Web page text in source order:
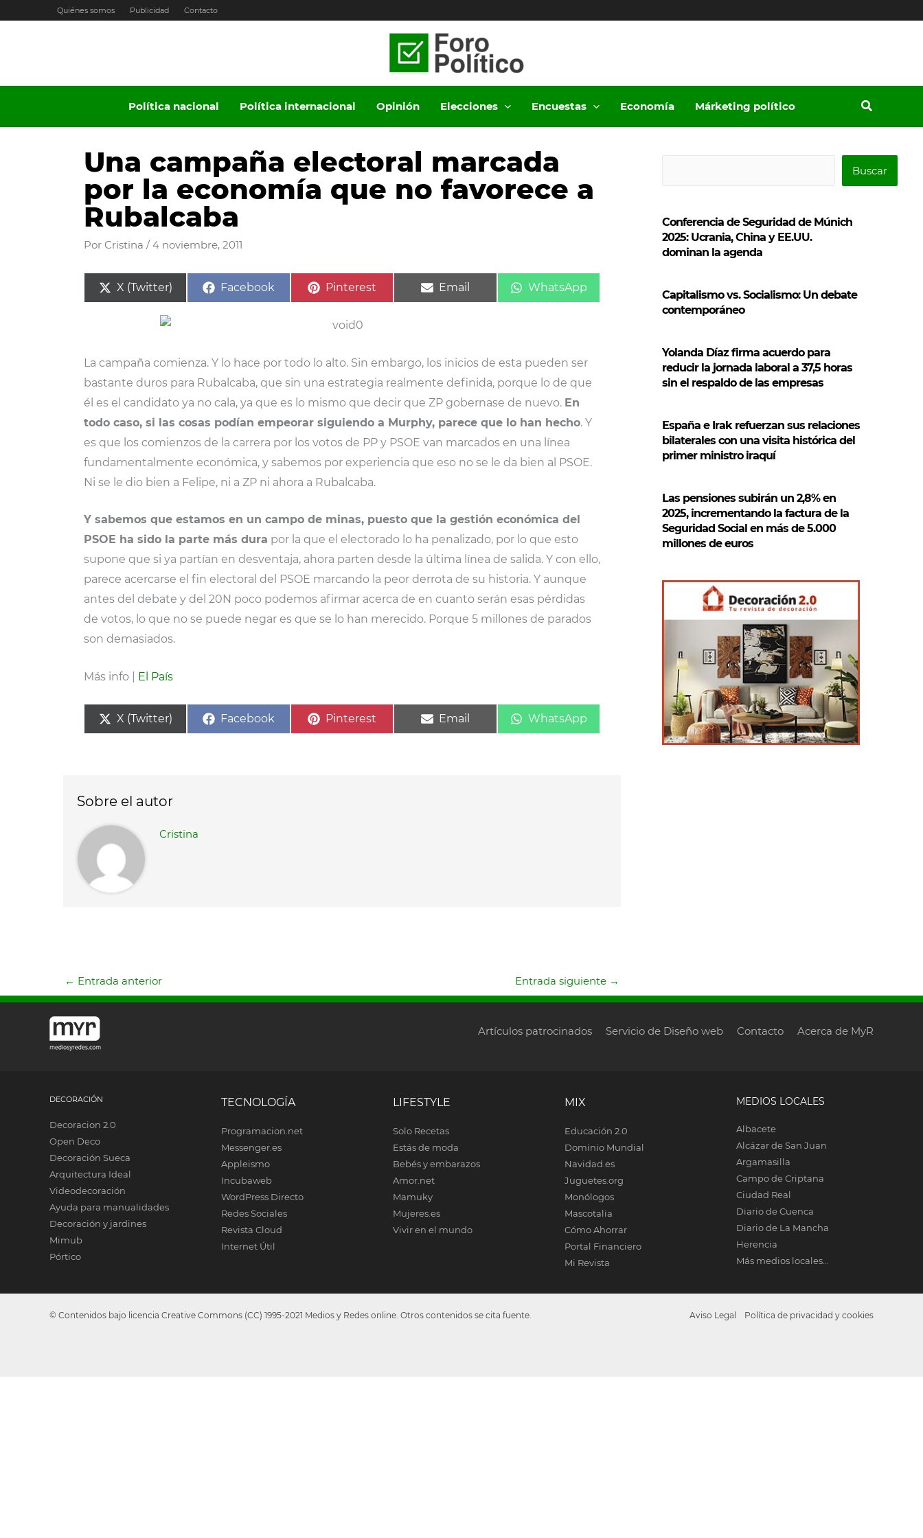
Quiénes somos Publicidad Contacto
Política nacional Política internacional Opinión Elecciones Encuestas Economía Márketing político
Una campaña electoral marcada
por la economía que no favorece a
Rubalcaba
Por Cristina /4 noviembre, 2011
Compartir
en
X (Twitter)
Compartir
Facebook
Compartir
Pinterest
Compartir
Email
Compartir
WhatsApp
La campaña comienza. Y lo hace por todo lo alto. Sin embargo, los inicios de esta pueden ser
bastante duros para Rubalcaba, que sin una estrategia realmente definida, porque lo de que
él es el candidato ya no cala, ya que es lo mismo que decir que ZP gobernase de nuevo. En
todo caso, si las cosas podían empeorar siguiendo a Murphy, parece que lo han hecho. Y
es que los comienzos de la carrera por los votos de PP y PSOE van marcados en una línea
fundamentalmente económica, y sabemos por experiencia que eso no se le da bien al PSOE.
Ni se le dio bien a Felipe, ni a ZP ni ahora a Rubalcaba.
Y sabemos que estamos en un campo de minas, puesto que la gestión económica del
PSOE ha sido la parte más dura por la que el electorado lo ha penalizado, por lo que esto
supone que si ya partían en desventaja, ahora parten desde la última línea de salida. Y con ello,
parece acercarse el fin electoral del PSOE marcando la peor derrota de su historia. Y aunque
antes del debate y del 20N poco podemos afirmar acerca de en cuanto serán esas pérdidas
de votos, lo que no se puede negar es que se lo han merecido. Porque 5 millones de parados
son demasiados.
Más info | El País
Compartir
X (Twitter)
Compartir
Facebook
Compartir
Pinterest
Compartir
Email
Compartir
WhatsApp
Sobre el autor
Cristina
← Entrada anterior Entrada siguiente →
c
a
Buscar
Conferencia de Seguridad de Múnich
2025: Ucrania, China y EE.UU.
dominan la agenda
Capitalismo vs. Socialismo: Un debate
contemporáneo
Yolanda Díaz firma acuerdo para
reducir la jornada laboral a 37,5 horas
sin el respaldo de las empresas
España e Irak refuerzan sus relaciones
bilaterales con una visita histórica del
primer ministro iraquí
Las pensiones subirán un 2,8% en
2025, incrementando la factura de la
Seguridad Social en más de 5.000
millones de euros
Artículos patrocinados Servicio de Diseño web Contacto Acerca de MyR
DECORACIÓN
Decoracion 2.0
Open Deco
Decoración Sueca
Arquitectura Ideal
Videodecoración
Ayuda para manualidades
Decoración y jardines
Mimub
Pórtico
TECNOLOGÍA
Programacion.net
Messenger.es
Appleismo
Incubaweb
WordPress Directo
Redes Sociales
Revista Cloud
Internet Útil
LIFESTYLE
Solo Recetas
Estás de moda
Bebés y embarazos
Amor.net
Mamuky
Mujeres.es
Vivir en el mundo
MIX
Educación 2.0
Dominio Mundial
Navidad.es
Juguetes.org
Monólogos
Mascotalia
Cómo Ahorrar
Portal Financiero
Mi Revista
MEDIOS LOCALES
Albacete
Alcázar de San Juan
Argamasilla
Campo de Criptana
Ciudad Real
Diario de Cuenca
Diario de La Mancha
Herencia
Más medios locales...
© Contenidos bajo licencia Creative Commons (CC) 1995-2021 Medios y Redes online. Otros contenidos se cita fuente. Aviso Legal Política de privacidad y cookies